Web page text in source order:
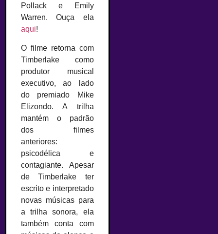
Pollack e Emily
Warren. Ouça ela
aqui!
O filme retorna com
Timberlake como
produtor musical
executivo, ao lado
do premiado Mike
Elizondo. A trilha
mantém o padrão
dos filmes
anteriores:
psicodélica e
contagiante. Apesar
de Timberlake ter
escrito e interpretado
novas músicas para
a trilha sonora, ela
também conta com